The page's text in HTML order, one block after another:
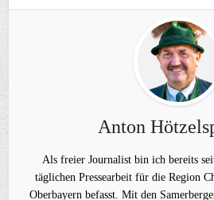
Anton
Als freier Journalist bin ich bereits
täglichen Pressearbeit für die Region
Oberbayern befasst. Mit den